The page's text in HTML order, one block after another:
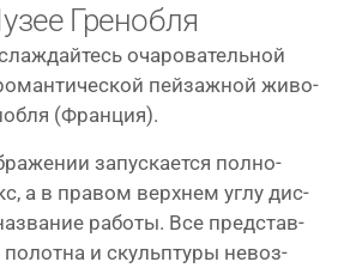
Гренобля
оча­ро­ва­тель­ной
пей­заж­ной живо­
(Франция).
запус­ка­ет­ся пол­но­
а в пра­вом верх­нем углу дис­
рабо­ты. Все пред­став­
и скульп­ту­ры невоз­